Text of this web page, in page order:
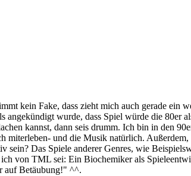
kein Fake, dass zieht mich auch gerade ein
angekündigt wurde, dass Spiel würde die 80er
kannst, dann seis drumm. Ich bin in den
miterleben- und die Musik natürlich.
Das Spiele anderer Genres, wie
von TML sei: Ein Biochemiker als
auf Betäubung!" ^^.